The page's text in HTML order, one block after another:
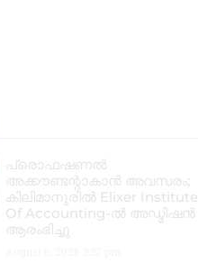
പ്രൊഫഷണൽ
അക്കൗണ്ടന്റാകാൻ അവസരം;
കിലിമാനൂരിൽ Elixer Institute
Of Accounting-ൽ അഡ്മിഷൻ
ആരംഭിച്ചു